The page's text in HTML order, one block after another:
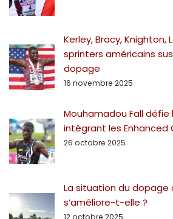
Kerley, Bracy, Knighton,
sprinters américains
dopage
16 novembre 2025
Mouhamadou Fall
intégrant les Enhanced
26 octobre 2025
La situation du dopage
s’améliore-t-elle ?
12 octobre 2025